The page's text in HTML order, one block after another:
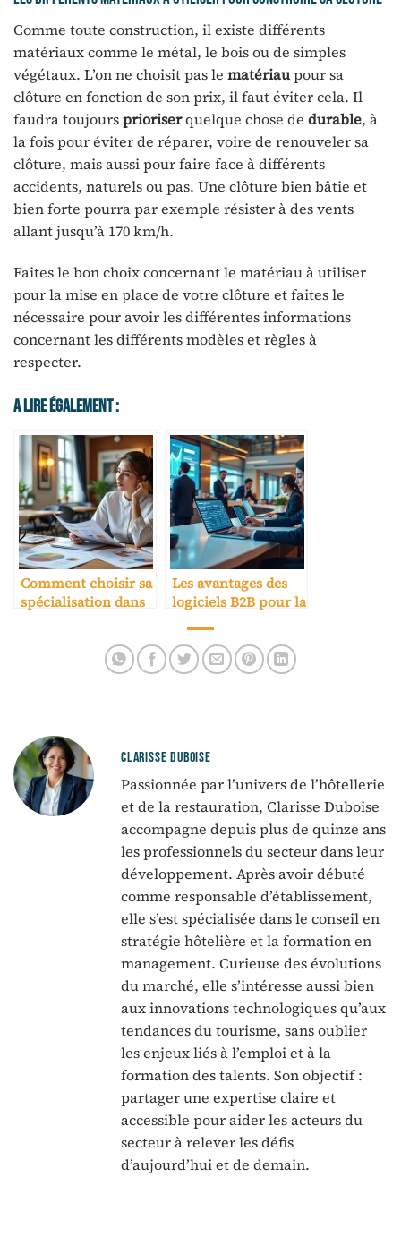
Comme toute construction, il existe différents
matériaux comme le métal, le bois ou de simples
végétaux. L’on ne choisit pas le matériaupour sa
clôture en fonction de son prix, il faut éviter cela. Il
faudra toujoursprioriserquelque chose de durable, à
la fois pour éviter de réparer, voire de renouveler sa
clôture, mais aussi pour faire face à différents
accidents, naturels ou pas. Une clôture bien bâtie et
bien forte pourra par exemple résister à des vents
allant jusqu’à 170 km/h.
Faites le bon choix concernant le matériau à utiliser
pour la mise en place de votre clôture et faites le
nécessaire pour avoir les différentes informations
concernant les différents modèles et règles à
respecter.
A Lire Également :
Comment choisir sa
spécialisation dans
Les avantages des
logiciels B2B pour la
CLARISSE DUBOISE
Passionnée par l’univers de l’hôtellerie
et de la restauration, Clarisse Duboise
accompagne depuis plus de quinze ans
les professionnels du secteur dans leur
développement. Après avoir débuté
comme responsable d’établissement,
elle s’est spécialisée dans le conseil en
stratégie hôtelière et la formation en
management. Curieuse des évolutions
du marché, elle s’intéresse aussi bien
aux innovations technologiques qu’aux
tendances du tourisme, sans oublier
les enjeux liés à l’emploi et à la
formation des talents. Son objectif :
partager une expertise claire et
accessible pour aider les acteurs du
secteur à relever les défis
d’aujourd’hui et de demain.